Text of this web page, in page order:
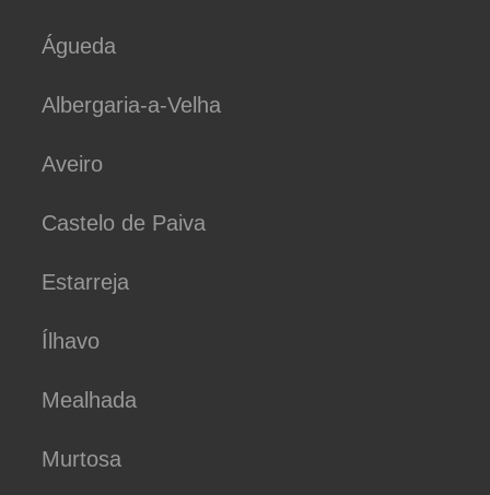
Águeda
Albergaria-a-Velha
Aveiro
Castelo de Paiva
Estarreja
Ílhavo
Mealhada
Murtosa